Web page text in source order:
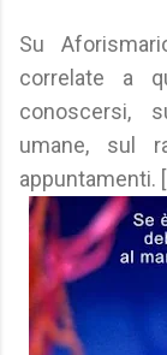
Su
correlate a
conoscersi,
umane, sul
appuntamenti.